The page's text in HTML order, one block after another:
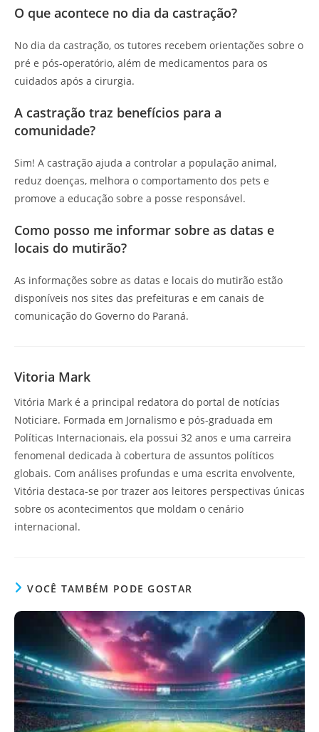
O que acontece no dia da castração?
No dia da castração, os tutores recebem orientações sobre o
pré e pós-operatório, além de medicamentos para os
cuidados após a cirurgia.
A castração traz benefícios para a
comunidade?
Sim! A castração ajuda a controlar a população animal,
reduz doenças, melhora o comportamento dos pets e
promove a educação sobre a posse responsável.
Como posso me informar sobre as datas e
locais do mutirão?
As informações sobre as datas e locais do mutirão estão
disponíveis nos sites das prefeituras e em canais de
comunicação do Governo do Paraná.
Vitoria Mark
Vitória Mark é a principal redatora do portal de notícias
Noticiare. Formada em Jornalismo e pós-graduada em
Políticas Internacionais, ela possui 32 anos e uma carreira
fenomenal dedicada à cobertura de assuntos políticos
globais. Com análises profundas e uma escrita envolvente,
Vitória destaca-se por trazer aos leitores perspectivas únicas
sobre os acontecimentos que moldam o cenário
internacional.
VOCÊ TAMBÉM PODE GOSTAR